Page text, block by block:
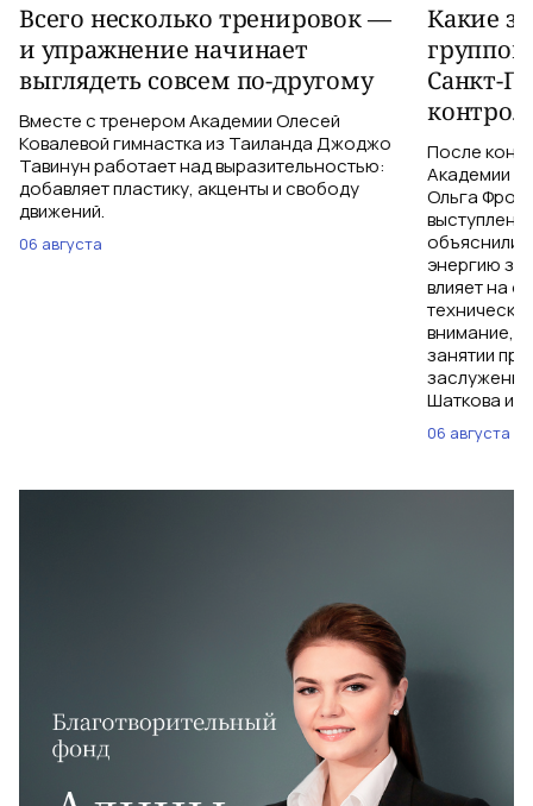
Всего несколько тренировок —
и упражнение начинает
выглядеть совсем по-другому
Вместе с тренером Академии Олесей
Ковалевой гимнастка из Таиланда Джоджо
Тавинун работает над выразительностью:
добавляет пластику, акценты и свободу
движений.
06 августа
Какие
Санкт-
После
Академии
Ольга
объяснили,
энергию
влияет на
внимание,
занятии
Шаткова и
06 августа